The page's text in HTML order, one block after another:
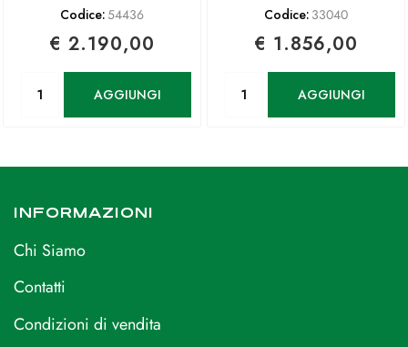
Codice:54436
€ 2.190,00
AGGIUNGI
Codice: 33040
€ 1.856,00
AGGIUNGI
INFORMAZIONI
Chi Siamo
Contatti
Condizioni di vendita